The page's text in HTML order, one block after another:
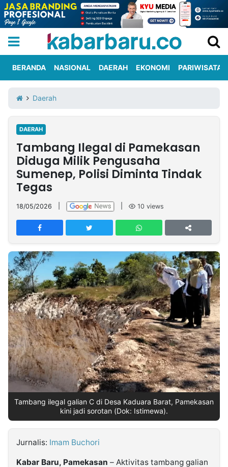
Iklan
Berita
Kami
Nasional
International
Olahraga
Entertainment
Daerah
Pariwisata
Kuliner
Kolom
Network
PT
TREETAN
MULTIMEDIA
INDONESIA
Partner
Insight
NTB
Suara
Time
Lens
IDN
Daily
Jogja
Jalan
Rakyat
Idealita
News
Kita
Notice
Dinamikapost.com
Radar
Baru
Seedbacklink
Follow
Kabarbaru
BERANDA NASIONAL DAERAH EKONOMI PARIWISATA
Daerah
DAERAH
Tambang Ilegal di Pamekasan
Diduga Milik Pengusaha
Sumenep, Polisi Diminta Tindak
Tegas
18/05/2026 10 views
Tambang ilegal galian C di Desa Kaduara Barat, Pamekasan
kini jadi sorotan (Dok: Istimewa).
Jurnalis: Imam Buchori
Kabar Baru, Pamekasan – Aktivitas tambang galian